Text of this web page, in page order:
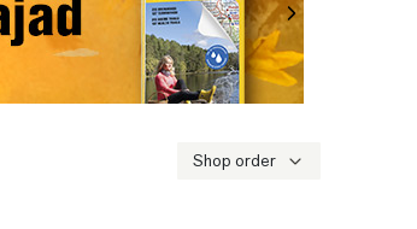
Järgmine
Shop order